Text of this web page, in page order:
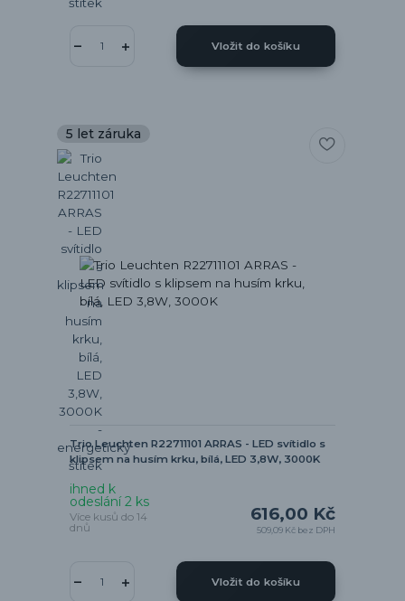
Vložit do košíku
5 let záruka
Trio Leuchten R22711101 ARRAS - LED svítidlo s
klipsem na husím krku, bílá, LED 3,8W, 3000K
616,00 Kč
509,09 Kč bez DPH
ihned k
odeslání 2 ks
Více kusů do 14
dnů
Vložit do košíku